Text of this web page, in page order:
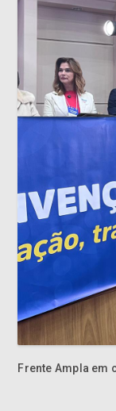
Frente Ampla em